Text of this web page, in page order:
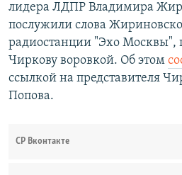
лидера ЛДПР Владимира
послужили слова
радиостанции "Эхо Москвы",
Чиркову воровкой. Об этом
ссылкой на представителя
Попова.
СР Вконтакте